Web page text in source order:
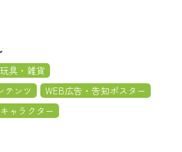
玩具・雑貨
テンツ
WEB広告・告知ポスター
ャラクター